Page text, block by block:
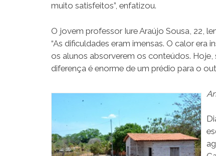
muito satisfeitos”, enfatizou.
O jovem professor Iure Araújo Sousa, 22,
“As dificuldades eram imensas. O calor
os alunos absorverem os conteúdos.
diferença é enorme de um prédio para o